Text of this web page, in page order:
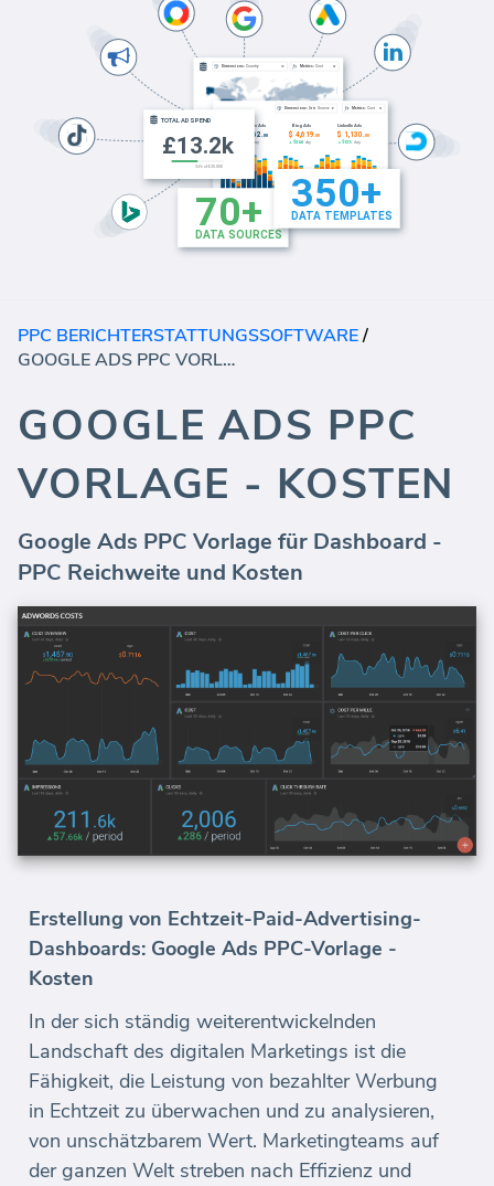
PPC BERICHTERSTATTUNGSSOFTWARE/
GOOGLE ADS PPC VORLAGE - KOSTEN
GOOGLE ADS PPC
VORLAGE - KOSTEN
Google Ads PPC Vorlage für Dashboard -
PPC Reichweite und Kosten
Erstellung von Echtzeit-Paid-Advertising-
Dashboards: Google Ads PPC-Vorlage -
Kosten
In der sich ständig weiterentwickelnden
Landschaft des digitalen Marketings ist die
Fähigkeit, die Leistung von bezahlter Werbung
in Echtzeit zu überwachen und zu analysieren,
von unschätzbarem Wert. Marketingteams auf
der ganzen Welt streben nach Effizienz und